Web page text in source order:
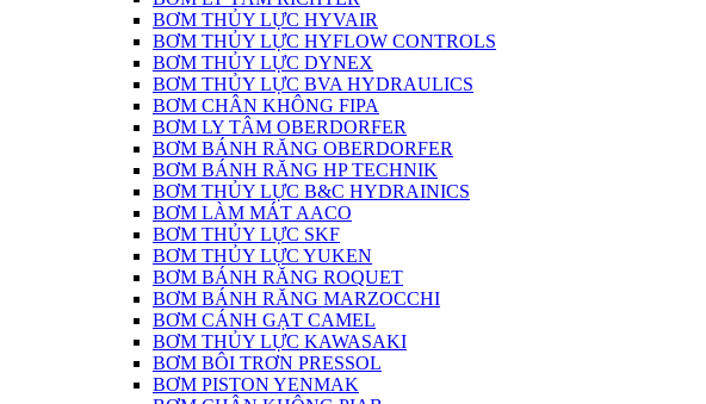
BƠM THỦY LỰC HYVAIR
BƠM THỦY LỰC HYFLOW CONTROLS
BƠM THỦY LỰC DYNEX
BƠM THỦY LỰC BVA HYDRAULICS
BƠM CHÂN KHÔNG FIPA
BƠM LY TÂM OBERDORFER
BƠM BÁNH RĂNG OBERDORFER
BƠM BÁNH RĂNG HP TECHNIK
BƠM THỦY LỰC B&C HYDRAINICS
BƠM LÀM MÁT AACO
BƠM THỦY LỰC SKF
BƠM THỦY LỰC YUKEN
BƠM BÁNH RĂNG ROQUET
BƠM BÁNH RĂNG MARZOCCHI
BƠM CÁNH GẠT CAMEL
BƠM THỦY LỰC KAWASAKI
BƠM BÔI TRƠN PRESSOL
BƠM PISTON YENMAK